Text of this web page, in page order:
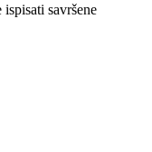
savršene